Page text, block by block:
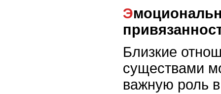
Эмоциональная поддержка и
Близкие
существами
важную роль